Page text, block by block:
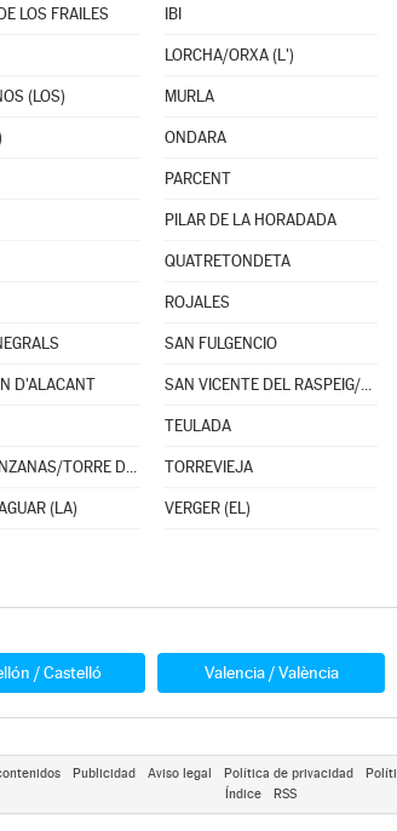
LOS FRAILES IBI
LORCHA/ORXA (L')
(LOS) MURLA
ONDARA
PARCENT
PILAR DE LA HORADADA
QUATRETONDETA
ROJALES
SAN FULGENCIO
D'ALACANT SAN VICENTE DEL RASPEIG/SANT VICENT DEL RASPEIG
TEULADA
TORREMANZANAS/TORRE DE LES MAÇANES (LA) TORREVIEJA
(LA) VERGER (EL)
/ Castelló Valencia / València
Publicidad Aviso legal Política de privacidad
Índice
RSS